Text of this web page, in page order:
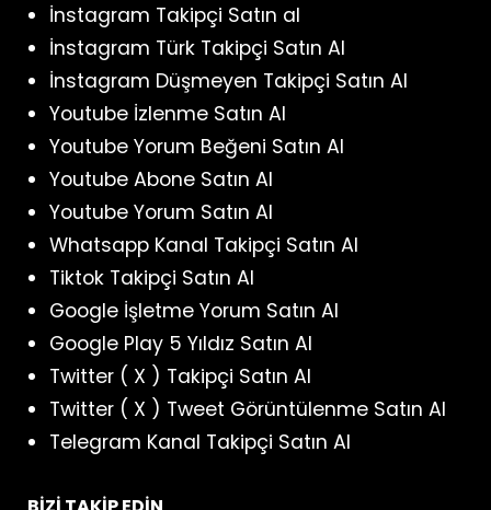
İnstagram Takipçi Satın al
İnstagram Türk Takipçi Satın Al
İnstagram Düşmeyen Takipçi Satın Al
Youtube İzlenme Satın Al
Youtube Yorum Beğeni Satın Al
Youtube Abone Satın Al
Youtube Yorum Satın Al
Whatsapp Kanal Takipçi Satın Al
Tiktok Takipçi Satın Al
Google İşletme Yorum Satın Al
Google Play 5 Yıldız Satın Al
Twitter ( X ) Takipçi Satın Al
Twitter ( X ) Tweet Görüntülenme Satın Al
Telegram Kanal Takipçi Satın Al